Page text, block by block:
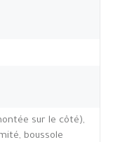
sur le côté),
boussole